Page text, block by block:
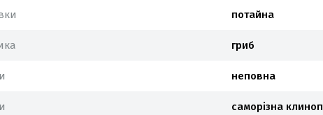
потайна
гриб
неповна
саморізна